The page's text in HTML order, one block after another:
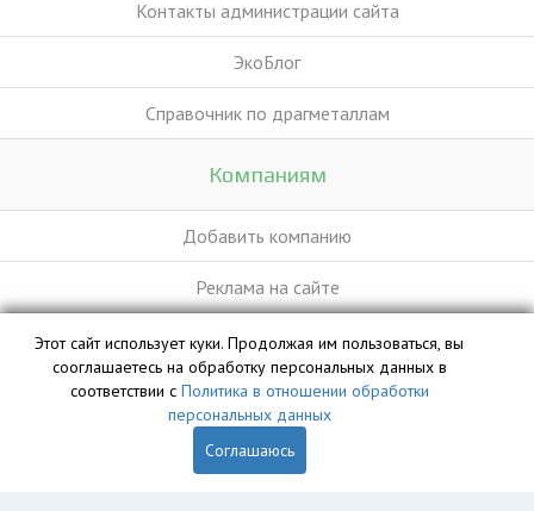
Контакты администрации сайта
ЭкоБлог
Справочник по драгметаллам
Компаниям
Добавить компанию
Реклама на сайте
База данных сайта vyvoz.org является интеллектуальной
собственностью ООО «Профит» и охраняется законом.
Этот сайт использует куки. Продолжая им пользоваться, вы
сооглашаетесь на обработку персональных данных в
соответствии с Политика в отношении обработки
персональных данных
Соглашаюсь